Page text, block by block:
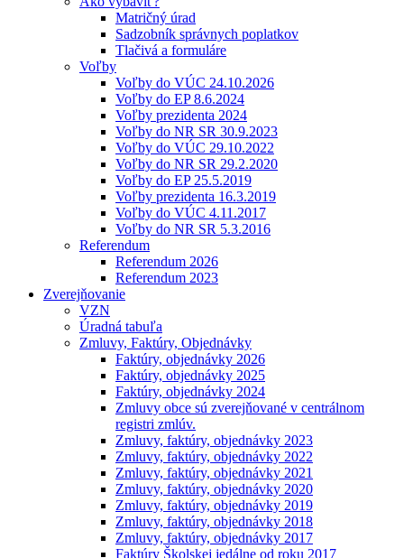
Matričný úrad
Sadzobník správnych poplatkov
Tlačivá a formuláre
Voľby
Voľby do VÚC 24.10.2026
Voľby do EP 8.6.2024
Voľby prezidenta 2024
Voľby do NR SR 30.9.2023
Voľby do VÚC 29.10.2022
Voľby do NR SR 29.2.2020
Voľby do EP 25.5.2019
Voľby prezidenta 16.3.2019
Voľby do VÚC 4.11.2017
Voľby do NR SR 5.3.2016
Referendum
Referendum 2026
Referendum 2023
Zverejňovanie
VZN
Úradná tabuľa
Zmluvy, Faktúry, Objednávky
Faktúry, objednávky 2026
Faktúry, objednávky 2025
Faktúry, objednávky 2024
Zmluvy obce sú zverejňované v centrálnom
registri zmlúv.
Zmluvy, faktúry, objednávky 2023
Zmluvy, faktúry, objednávky 2022
Zmluvy, faktúry, objednávky 2021
Zmluvy, faktúry, objednávky 2020
Zmluvy, faktúry, objednávky 2019
Zmluvy, faktúry, objednávky 2018
Zmluvy, faktúry, objednávky 2017
Faktúry Školskej jedálne od roku 2017